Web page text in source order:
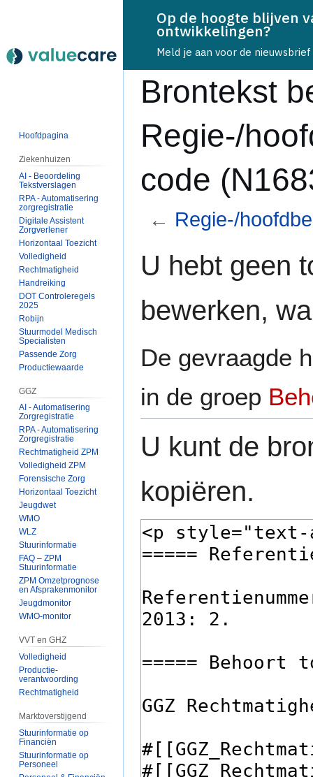
Brontekst
Regie-/
code
← Regie-/
navigatie
U hebt geen
bewerken,
De gevraagde
in de groep
U kunt de
kopiëren.
Op de hoogte blijven
ontwikkelingen?
Meld je aan voor de nieuwsbrief
Hoofdpagina
Ziekenhuizen
AI - Beoordeling
Tekstverslagen
RPA - Automatisering
zorgregistratie
Digitale Assistent
Zorgverlener
Horizontaal Toezicht
Volledigheid
Rechtmatigheid
Handreiking
DOT Controleregels
2025
Robijn
Stuurmodel Medisch
Specialisten
Passende Zorg
Productiewaarde
GGZ
AI - Automatisering
Zorgregistratie
RPA - Automatisering
Zorgregistratie
Rechtmatigheid ZPM
Volledigheid ZPM
Forensische Zorg
Horizontaal Toezicht
Jeugdwet
WMO
WLZ
Stuurinformatie
FAQ – ZPM
Stuurinformatie
ZPM Omzetprognose
en Afsprakenmonitor
Jeugdmonitor
WMO-monitor
VVT en GHZ
Volledigheid
Productie-
verantwoording
Rechtmatigheid
Marktoverstijgend
Stuurinformatie op
Financiën
Stuurinformatie op
Personeel